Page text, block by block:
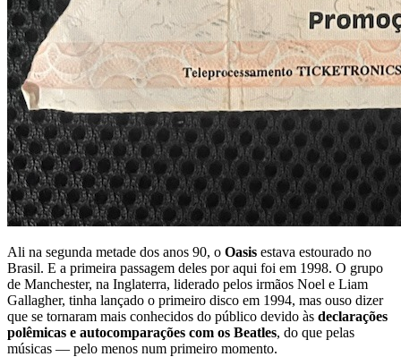
Ali na segunda metade dos anos 90, o Oasis estava estourado no
Brasil. E a primeira passagem deles por aqui foi em 1998. O grupo
de Manchester, na Inglaterra, liderado pelos irmãos Noel e Liam
Gallagher, tinha lançado o primeiro disco em 1994, mas ouso dizer
que se tornaram mais conhecidos do público devido às declarações
polêmicas e autocomparações com os Beatles, do que pelas
músicas — pelo menos num primeiro momento.